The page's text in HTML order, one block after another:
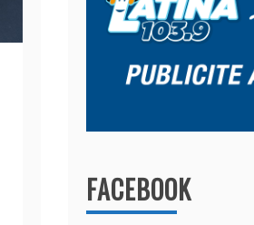
FACEBOOK